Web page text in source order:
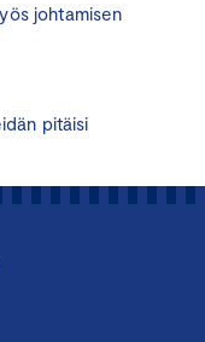
johtamisen
pitäisi